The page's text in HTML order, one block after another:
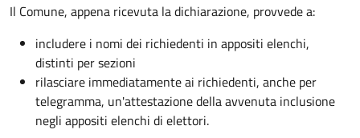
Il Comune, appena ricevuta la dichiarazione, provvede a:
includere i nomi dei richiedenti in appositi elenchi,
distinti per sezioni
rilasciare immediatamente ai richiedenti, anche per
telegramma, un'attestazione della avvenuta inclusione
negli appositi elenchi di elettori.